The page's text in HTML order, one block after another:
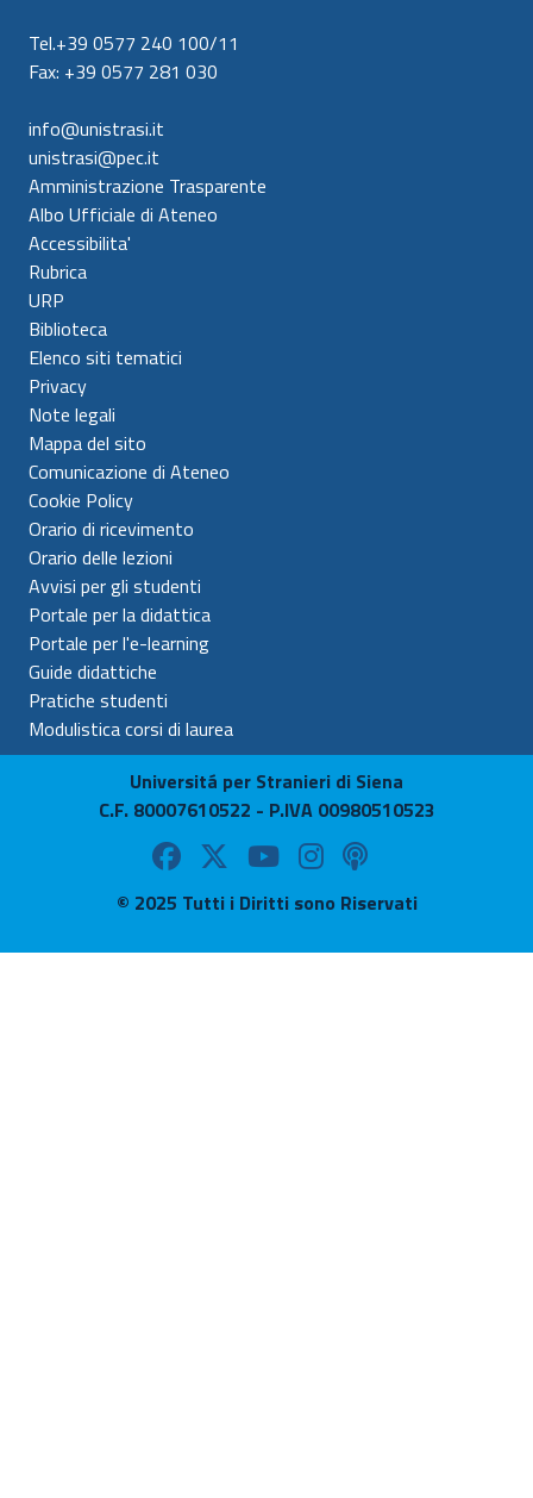
Tel.+39 0577 240 100/11
Fax: +39 0577 281 030
info@unistrasi.it
unistrasi@pec.it
Amministrazione Trasparente
Albo Ufficiale di Ateneo
Accessibilita'
Rubrica
URP
Biblioteca
Elenco siti tematici
Privacy
Note legali
Mappa del sito
Comunicazione di Ateneo
Cookie Policy
Orario di ricevimento
Orario delle lezioni
Avvisi per gli studenti
Portale per la didattica
Portale per l'e-learning
Guide didattiche
Pratiche studenti
Modulistica corsi di laurea
Universitá per Stranieri di Siena
C.F. 80007610522 - P.IVA 00980510523
© 2025 Tutti i Diritti sono Riservati